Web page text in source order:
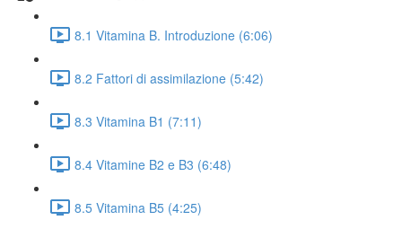
8.1 Vitamina B. Introduzione (6:06)
8.2 Fattori di assimilazione (5:42)
8.3 Vitamina B1 (7:11)
8.4 Vitamine B2 e B3 (6:48)
8.5 Vitamina B5 (4:25)